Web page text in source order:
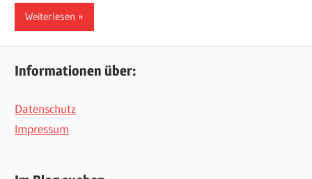
Weiterlesen
Informationen über:
Datenschutz
Impressum